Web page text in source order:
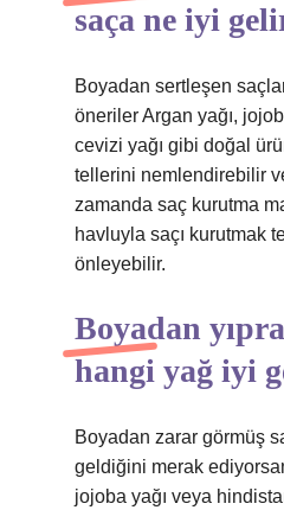
saça ne iyi
Boyadan sertleşen
öneriler Argan yağı,
cevizi yağı gibi doğal
tellerini nemlendirebilir
zamanda saç kurutma
havluyla saçı kurutmak
önleyebilir.
Boyadan
hangi yağ iyi
Boyadan zarar görmüş
geldiğini merak
jojoba yağı veya